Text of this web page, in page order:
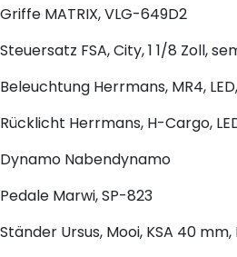
Griffe MATRIX, VLG-649D2
Steuersatz FSA, City, 1 1/8 Zoll,
Beleuchtung Herrmans, MR4,
Rücklicht Herrmans, H-Cargo,
Dynamo Nabendynamo
Pedale Marwi, SP-823
Ständer Ursus, Mooi, KSA 40